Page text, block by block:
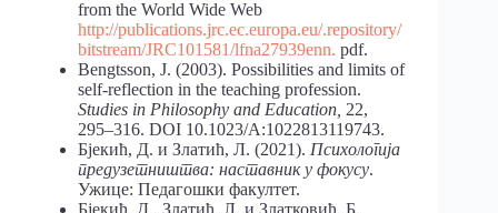
from the World Wide Web
http://publications.jrc.ec.europa.eu/.repository/
bitstream/JRC101581/lfna27939enn. pdf.
Bengtsson, J. (2003). Possibilities and limits of
self-reflection in the teaching profession.
Studies in Philosophy and Education, 22,
295–316. DOI 10.1023/A:1022813119743.
Бјекић, Д. и Златић, Л. (2021). Психологија
предузетништва: наставник у фокусу.
Ужице: Педагошки факултет.
Бјекић, Д., Златић, Л. и Златковић, Б.